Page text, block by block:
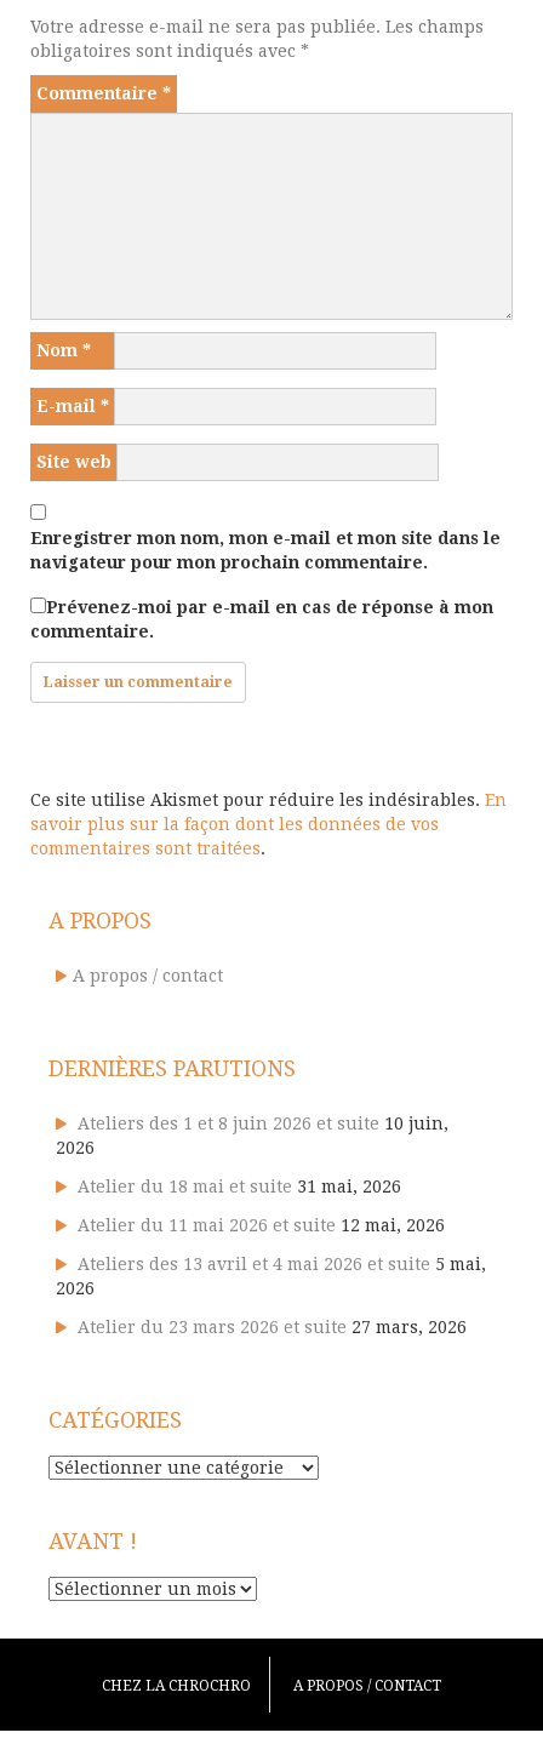
Votre adresse e-mail ne sera pas publiée. Les champs
obligatoires sont indiqués avec *
Commentaire *
Nom *
E-mail *
Site web
Enregistrer mon nom, mon e-mail et mon site dans le
navigateur pour mon prochain commentaire.
Prévenez-moi par e-mail en cas de réponse à mon
commentaire.
Ce site utilise Akismet pour réduire les indésirables. En
savoir plus sur la façon dont les données de vos
commentaires sont traitées.
A PROPOS
A propos / contact
DERNIÈRES PARUTIONS
Ateliers des 1 et 8 juin 2026 et suite 10 juin,
2026
Atelier du 18 mai et suite 31 mai, 2026
Atelier du 11 mai 2026 et suite 12 mai, 2026
Ateliers des 13 avril et 4 mai 2026 et suite 5 mai,
2026
Atelier du 23 mars 2026 et suite 27 mars, 2026
CATÉGORIES
Catégories
AVANT !
Avant
CHEZ LA CHROCHRO A PROPOS / CONTACT